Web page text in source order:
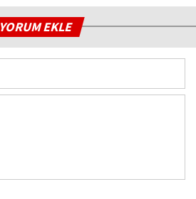
YORUM EKLE